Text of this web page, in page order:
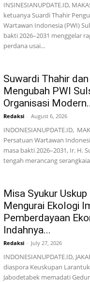
INSINESIANUPDATE.ID,
ketuanya Suardi Thahir
Wartawan Indonesia (PWI)
bakti 2026–2031 menggelar
perdana usai...
Suwardi Thahir
Mengubah PWI
Organisasi
Redaksi - August 6, 2026
INDONESIANUPDATE.ID,
Persatuan Wartawan
masa bakti 2026–2031, Ir. H.
tengah merancang
Misa Syukur
Mengurai Ekologi
Pemberdayaan
Indahnya...
Redaksi - July 27, 2026
INDONESIANUPDATE.ID,
diaspora Keuskupan
Jabodetabek memadati